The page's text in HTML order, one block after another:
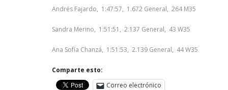
Andrés Fajardo, 1:47:57, 1.672 General, 264 M35
Sandra Merino, 1:51:51, 2.137 General, 43 W35
Ana Sofía Chanzá, 1:51:53, 2.139 General, 44 W35
Comparte esto:
Correo electrónico